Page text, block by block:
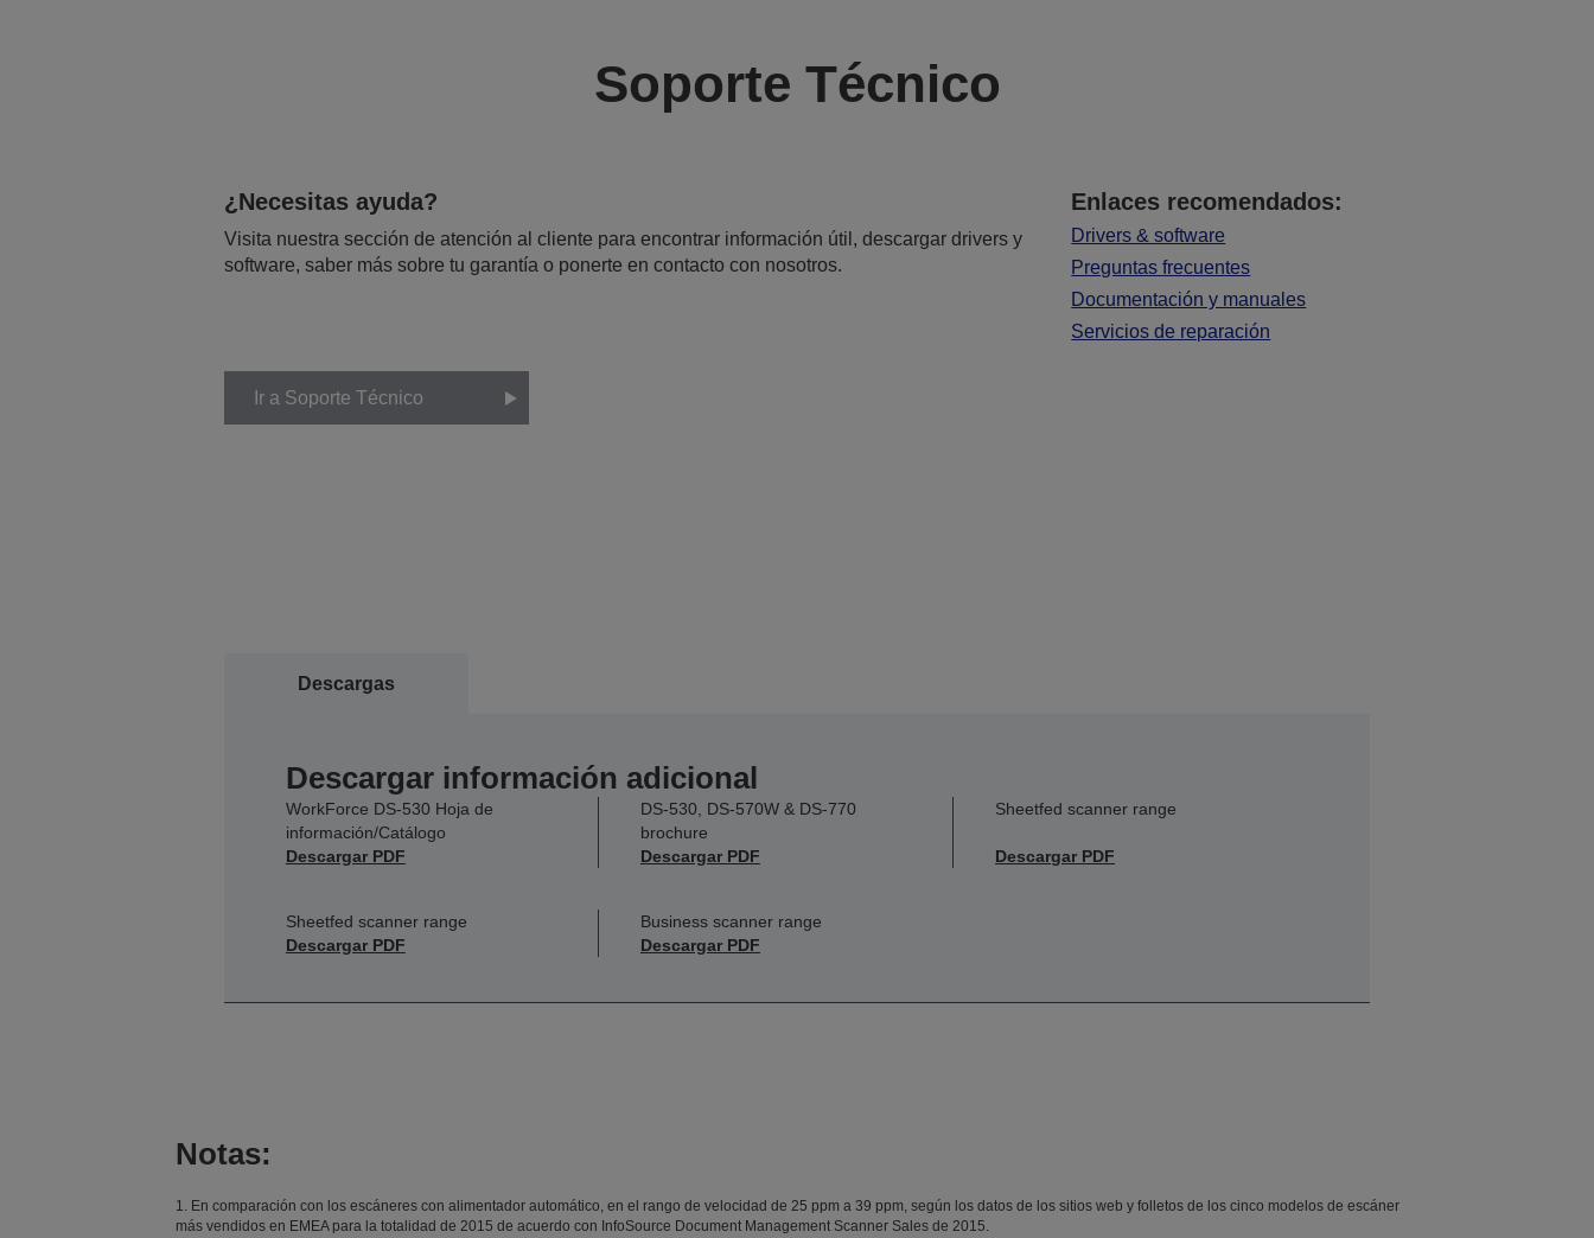
Soporte Técnico
¿Necesitas ayuda?
Visita nuestra sección de atención al cliente para encontrar información útil, descargar drivers y
software, saber más sobre tu garantía o ponerte en contacto con nosotros.
Enlaces recomendados:
Drivers & software
Preguntas frecuentes
Documentación y manuales
Servicios de reparación
Ir a Soporte Técnico
Descargas
Descargar información adicional
WorkForce DS-530 Hoja de
información/Catálogo
Descargar PDF
DS-530, DS-570W & DS-770
brochure
Descargar PDF
Sheetfed scanner range
Descargar PDF
Sheetfed scanner range
Descargar PDF
Business scanner range
Descargar PDF
Notas:
1. En comparación con los escáneres con alimentador automático, en el rango de velocidad de 25 ppm a 39 ppm, según los datos de los sitios web y folletos de los cinco modelos de escáner
más vendidos en EMEA para la totalidad de 2015 de acuerdo con InfoSource Document Management Scanner Sales de 2015.